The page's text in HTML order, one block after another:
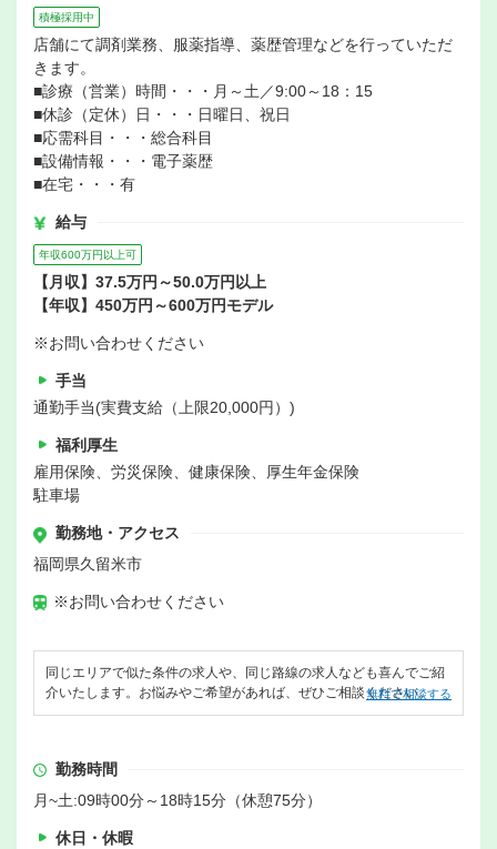
積極採用中
店舗にて調剤業務、服薬指導、薬歴管理などを行っていただ
きます。
■診療（営業）時間・・・月～土／9:00～18：15
■休診（定休）日・・・日曜日、祝日
■応需科目・・・総合科目
■設備情報・・・電子薬歴
■在宅・・・有
給与
年収600万円以上可
【月収】37.5万円～50.0万円以上
【年収】450万円～600万円モデル
※お問い合わせください
手当
通勤手当(実費支給（上限20,000円）)
福利厚生
雇用保険、労災保険、健康保険、厚生年金保険
駐車場
勤務地・アクセス
福岡県久留米市
※お問い合わせください
同じエリアで似た条件の求人や、同じ路線の求人なども喜んでご紹
介いたします。お悩みやご希望があれば、ぜひご相談ください。
無料で相談する
勤務時間
月~土:09時00分～18時15分（休憩75分）
休日・休暇